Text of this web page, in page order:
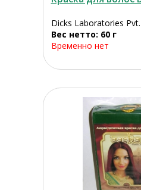
Dicks Laboratories
Вес нетто: 60 г
Временно нет